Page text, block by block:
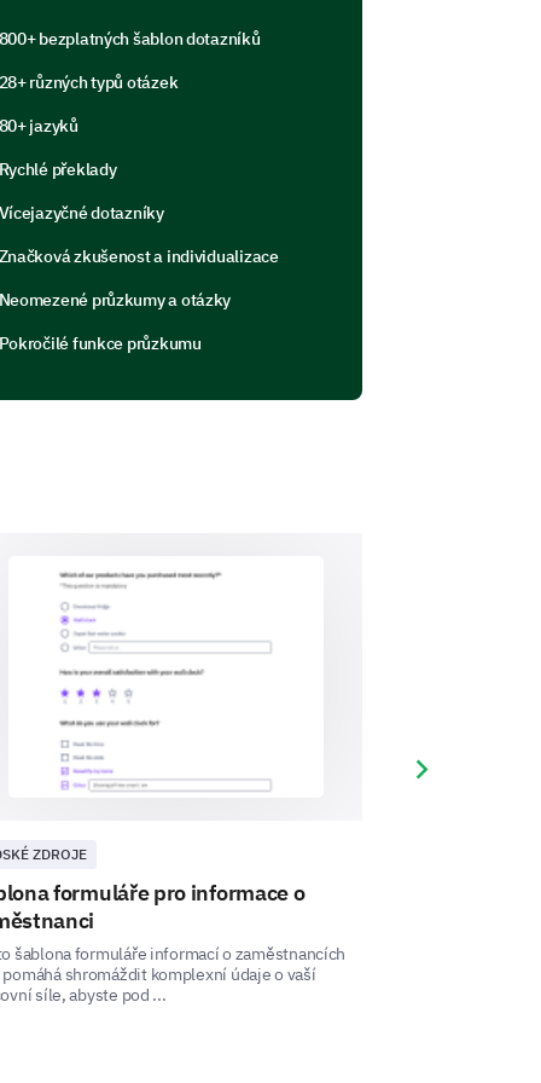
you the most at work.
team members?
statement? "Team members
3 4
5
800+ bezplatných šablon dotazníků
28+ různých typů otázek
80+ jazyků
Rychlé překlady
Vícejazyčné dotazníky
Značková zkušenost a individualizace
Neomezené průzkumy a otázky
Pokročilé funkce průzkumu
ZDROJE
formuláře pro informace o
šablona formuláře informací o zaměstnancích
pomáhá shromáždit komplexní údaje o vaší
síle, abyste pod ...
Next slide